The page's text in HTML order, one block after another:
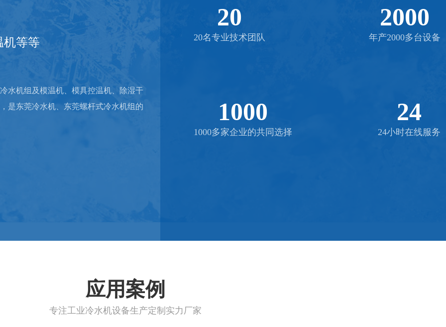
机等等
水机组及模温机、模具控温机、除湿干
是东莞冷水机、东莞螺杆式冷水机组的
20
20名专业技术团队
2000
年产2000多台设备
1000
1000多家企业的共同选择
24
24小时在线服务
应用案例
专注工业冷水机设备生产定制实力厂家